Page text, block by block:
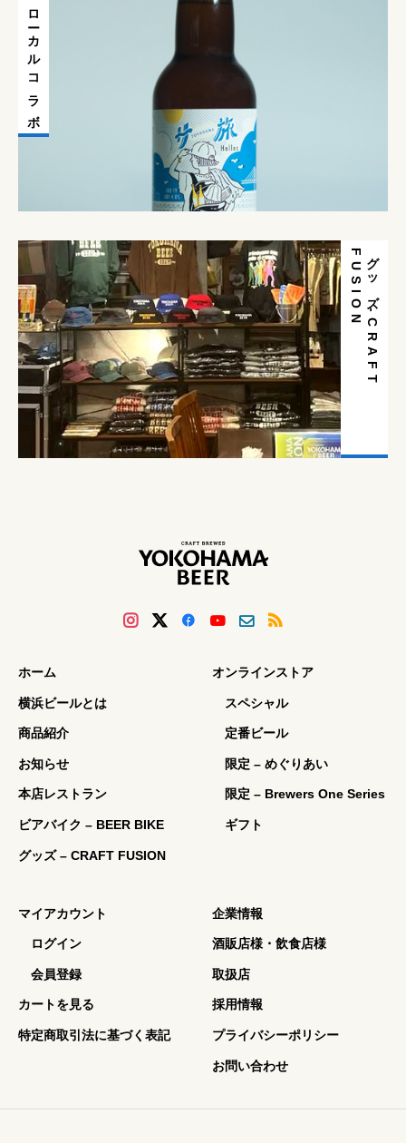
ローカルコラボ
グ
ッ
ズ
-
C
R
A
F
T
F
U
S
I
O
N
ホーム
横浜ビールとは
商品紹介
お知らせ
本店レストラン
ビアバイク – BEER BIKE
グッズ – CRAFT FUSION
オンラインストア
スペシャル
定番ビール
限定 – めぐりあい
限定 – Brewers One Series
ギフト
マイアカウント
ログイン
会員登録
カートを見る
特定商取引法に基づく表記
企業情報
酒販店様・飲食店様
取扱店
採用情報
プライバシーポリシー
お問い合わせ